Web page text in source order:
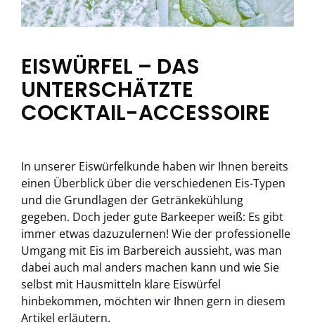
EISWÜRFEL – DAS
UNTERSCHÄTZTE
COCKTAIL-ACCESSOIRE
In unserer Eiswürfelkunde haben wir Ihnen bereits
einen Überblick über die verschiedenen Eis-Typen
und die Grundlagen der Getränkekühlung
gegeben. Doch jeder gute Barkeeper weiß: Es gibt
immer etwas dazuzulernen! Wie der professionelle
Umgang mit Eis im Barbereich aussieht, was man
dabei auch mal anders machen kann und wie Sie
selbst mit Hausmitteln klare Eiswürfel
hinbekommen, möchten wir Ihnen gern in diesem
Artikel erläutern.